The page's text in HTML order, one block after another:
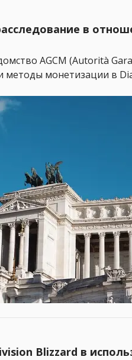
в
AGCM (Autorità
методы монетизации в
Blizzard в